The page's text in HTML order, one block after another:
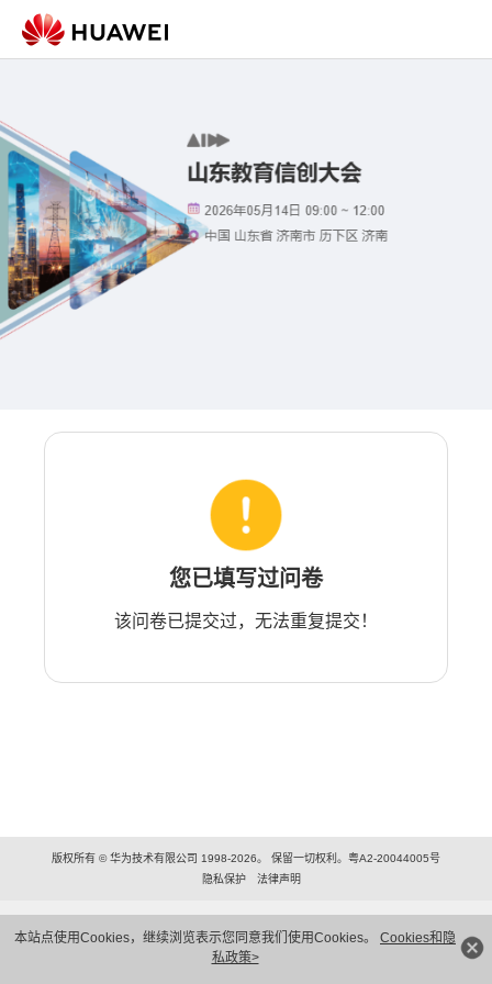
本站点使用Cookies，继续浏览表示您同意我们使用Cookies。 Cookies和隐
私政策>
您已填写过问卷
该问卷已提交过，无法重复提交！
版权所有 © 华为技术有限公司 1998-2026。 保留一切权利。粤A2-20044005号
隐私保护
法律声明